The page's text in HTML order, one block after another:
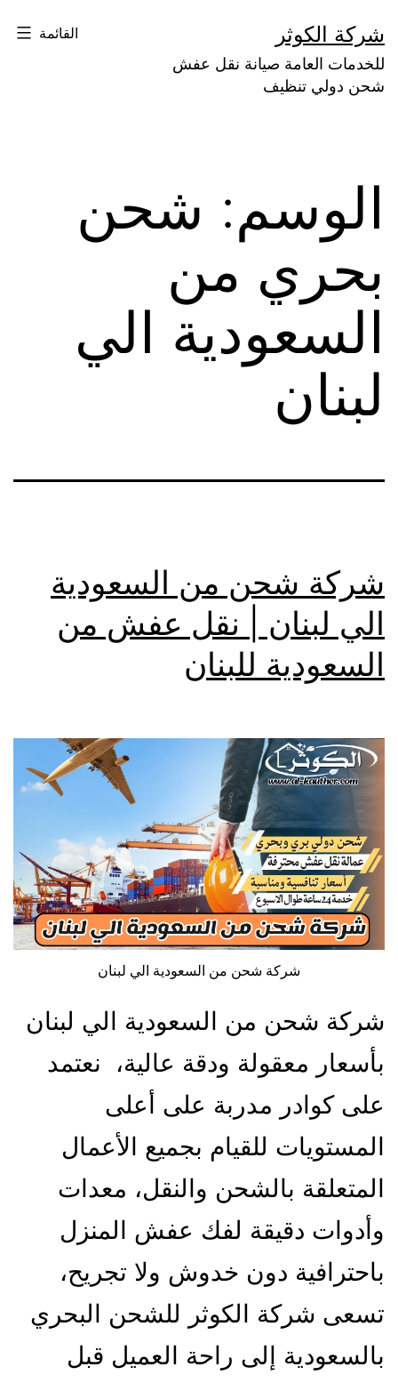
إلى
المحتوى
شركة الكوثر
للخدمات العامة صيانة نقل عفش
شحن دولي تنظيف
القائمة
الوسم: شحن
بحري من
السعودية الي
لبنان
شركة شحن من السعودية
الي لبنان | نقل عفش من
السعودية للبنان
شركة شحن من السعودية الي لبنان
شركة شحن من السعودية الي لبنان
بأسعار معقولة ودقة عالية، نعتمد
على كوادر مدربة على أعلى
المستويات للقيام بجميع الأعمال
المتعلقة بالشحن والنقل، معدات
وأدوات دقيقة لفك عفش المنزل
باحترافية دون خدوش ولا تجريح،
تسعى شركة الكوثر للشحن البحري
بالسعودية إلى راحة العميل قبل